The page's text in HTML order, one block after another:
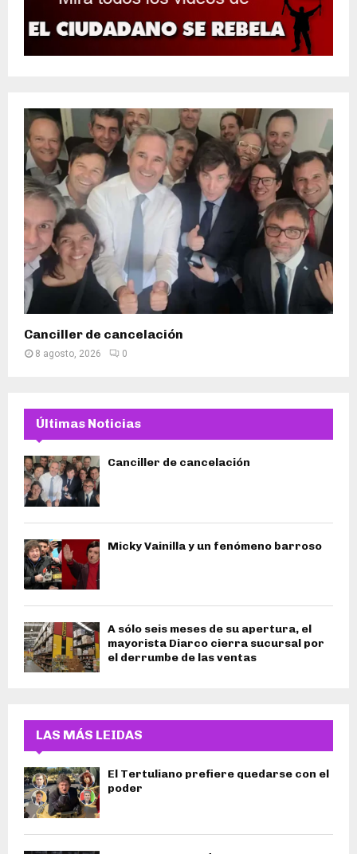
Canciller de cancelación
8 agosto, 2026 0
Últimas Noticias
Canciller de cancelación
Micky Vainilla y un fenómeno barroso
A sólo seis meses de su apertura, el
mayorista Diarco cierra sucursal por
el derrumbe de las ventas
LAS MÁS LEIDAS
El Tertuliano prefiere quedarse con el
poder